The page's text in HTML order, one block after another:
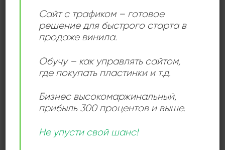
Add to
wishlist
ДИСКО
Поёт Лоренс Хилтон
Джекобс
Сайт с трафиком – готовое
решение для быстрого старта в
продаже винила.
Обучу – как управлять сайтом,
где покупать пластинки и т.д.
Бизнес высокомаржинальный,
прибыль 300 процентов и выше.
Не упусти свой шанс!